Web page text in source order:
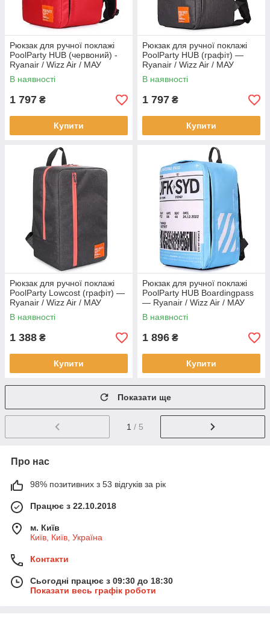
Рюкзак для ручної поклажі
PoolParty HUB (червоний) -
Ryanair / Wizz Air / МАУ
В наявності
1 797 ₴
Купити
Рюкзак для ручної поклажі
PoolParty HUB (графіт) —
Ryanair / Wizz Air / МАУ
В наявності
1 797 ₴
Купити
Рюкзак для ручної поклажі
PoolParty Lowcost (графіт) —
Ryanair / Wizz Air / МАУ
В наявності
1 388 ₴
Купити
Рюкзак для ручної поклажі
PoolParty HUB Boardingpass
— Ryanair / Wizz Air / МАУ
В наявності
1 896 ₴
Купити
Показати ще
1 / 5
Про нас
98% позитивних з 53 відгуків за рік
Працює з 22.10.2018
м. Київ
Київ, Київ, Україна
Контакти
Сьогодні працює з 09:30 до 18:30
Показати весь графік роботи